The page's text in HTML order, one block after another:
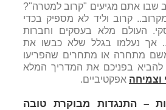
שבו אתם מגיעים "קרוב למטרה"?
קרוב וליד לא מספיק בכדי
העולם מלא בעסקים וחברות
אך נעלמו בגלל שלא כבשו את
מתחרה או מתחרים שהפריעו
בפניכם את המדריך המלא
וצמיחה אפקטיביים.
– התנגדות מבוקרת טובה